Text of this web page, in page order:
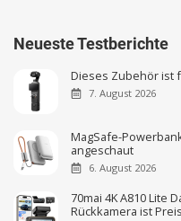
Neueste Testberichte
Dieses Zubehör ist
7. August 2026
MagSafe-
angeschaut
6. August 2026
70mai 4K A810 Lite
Rückkamera ist